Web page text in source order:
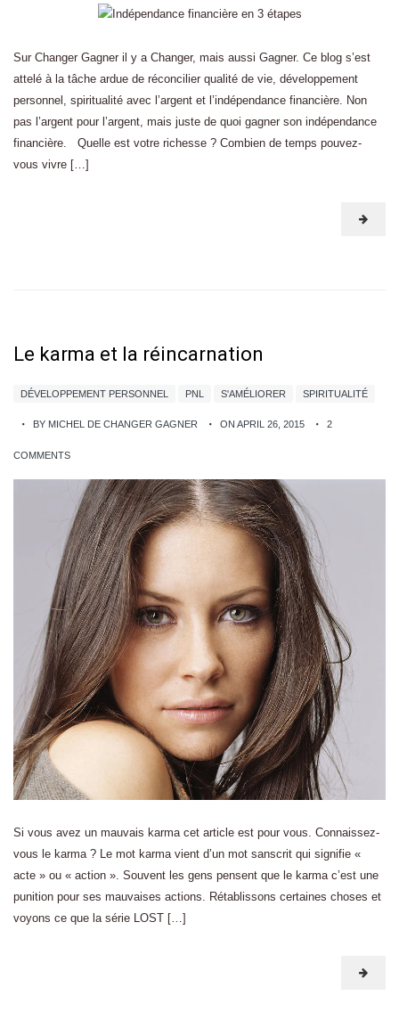
Sur Changer Gagner il y a Changer, mais aussi Gagner. Ce blog s’est
attelé à la tâche ardue de réconcilier qualité de vie, développement
personnel, spiritualité avec l’argent et l’indépendance financière. Non
pas l’argent pour l’argent, mais juste de quoi gagner son indépendance
financière. Quelle est votre richesse ? Combien de temps pouvez-
vous vivre […]
Le karma et la réincarnation
DÉVELOPPEMENT PERSONNEL PNL S'AMÉLIORER SPIRITUALITÉ
BY MICHEL DE CHANGER GAGNER ON APRIL 26, 2015 2
COMMENTS
Si vous avez un mauvais karma cet article est pour vous. Connaissez-
vous le karma ? Le mot karma vient d’un mot sanscrit qui signifie «
acte » ou « action ». Souvent les gens pensent que le karma c’est une
punition pour ses mauvaises actions. Rétablissons certaines choses et
voyons ce que la série LOST […]